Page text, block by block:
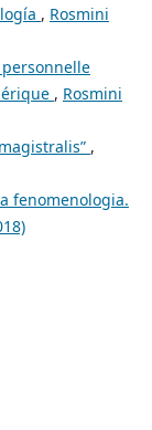
, Rosmini
, Rosmini
,
fenomenologia.